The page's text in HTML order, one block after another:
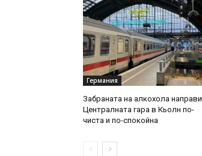
Германия
Забраната на алкохола направи
Централната гара в Кьолн по-
чиста и по-спокойна